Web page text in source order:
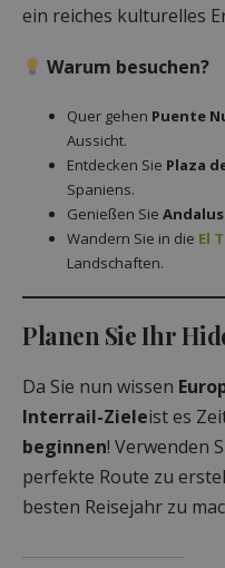
ein reiches kulturelles
Warum besuchen?
Quer gehen Puente
Aussicht.
Entdecken Sie Plaza
Spaniens.
Genießen Sie
Wandern Sie in die El
Landschaften.
Planen Sie Ihr
Da Sie nun wissen
Interrail-Zieleist es
beginnen! Verwenden
perfekte Route zu
besten Reisejahr zu